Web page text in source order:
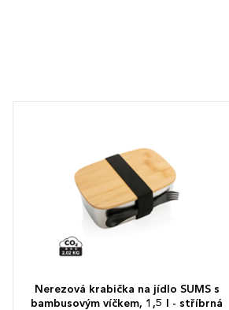
Nerezová krabička na jídlo SUMS s
bambusovým víčkem, 1,5 l - stříbrná